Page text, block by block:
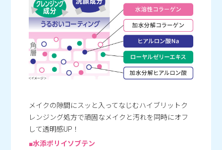
メイクの隙間にスッと入ってなじむハイブリットク
レンジング処方で頑固なメイクと汚れを同時にオフ
して透明感UP！
■水添ポリイソブテン